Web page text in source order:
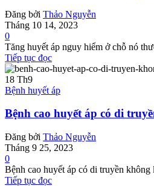
Đăng bởi Thảo Nguyễn
Tháng 10 14, 2023
0
Tăng huyết áp nguy hiểm ở chỗ nó
Tiếp tục đọc
18 Th9
Bệnh huyết áp
Bệnh cao huyết áp có di
Đăng bởi Thảo Nguyễn
Tháng 9 25, 2023
0
Bệnh cao huyết áp có di truyền
Tiếp tục đọc